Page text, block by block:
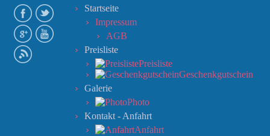
Startseite
Impressum
AGB
Preisliste
Preisliste
Geschenkgutschein
Galerie
Photo
Kontakt - Anfahrt
Anfahrt